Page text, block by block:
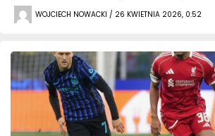
WOJCIECH NOWACKI / 26 KWIETNIA 2026, 0:52